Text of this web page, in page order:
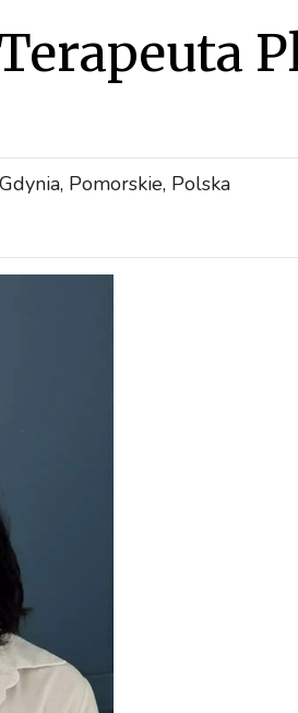
Pomorskie, Polska